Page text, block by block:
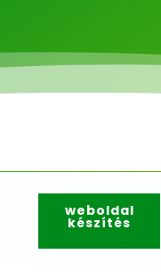
weboldal
készítés